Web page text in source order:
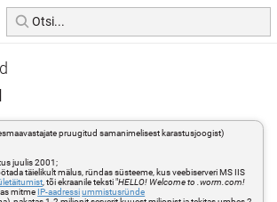
pruugitud samanimelisest karastusjoogist)
juulis 2001;
täielikult mälus, ründas süsteeme, kus veebiserveri MS IIS
, tõi ekraanile teksti "HELLO! Welcome to .worm.com!
mitme IP-aadressiummistusründe